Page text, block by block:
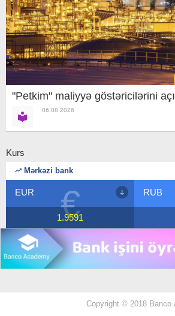
"Petkim" maliyyə göstəricilərini
06.08.2026
Kurs
Mərkəzi bank
€
EUR
1.9591
RUB
Copyright © 2018